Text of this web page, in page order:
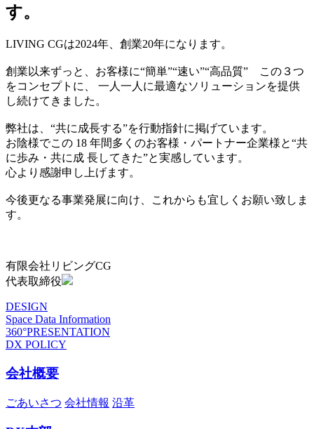
す。
LIVING CGは2024年、創業20年になります。
創業以来ずっと、お客様に“簡単”“速い”“高品質” この３つ
をコンセプトに、 一人一人に最適なソリューションを提供
し続けてきました。
弊社は、“共に成長する”を行動指針に掲げています。
お陰様でこの 18 年間多くのお客様・パートナー企業様と“共
に歩み・共に成 長してきた”と実感しています。
心より感謝申し上げます。
今後更なる事業発展に向け、これからも宜しくお願い致しま
す。
有限会社リビングCG
代表取締役
DESIGN
Space Data Information
360°PRESENTATION
DX POLICY
会社概要
ごあいさつ 会社情報 沿革